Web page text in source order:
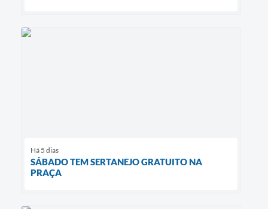
Há 5 dias
SÁBADO TEM SERTANEJO GRATUITO NA
PRAÇA